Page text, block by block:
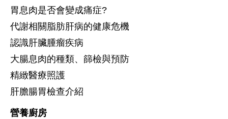
胃息肉是否會變成痛症?
代謝相關脂肪肝病的健康危機
認識肝臟腫瘤疾病
大腸息肉的種類、篩檢與預防
精緻醫療照護
肝膽腸胃檢查介紹
營養廚房